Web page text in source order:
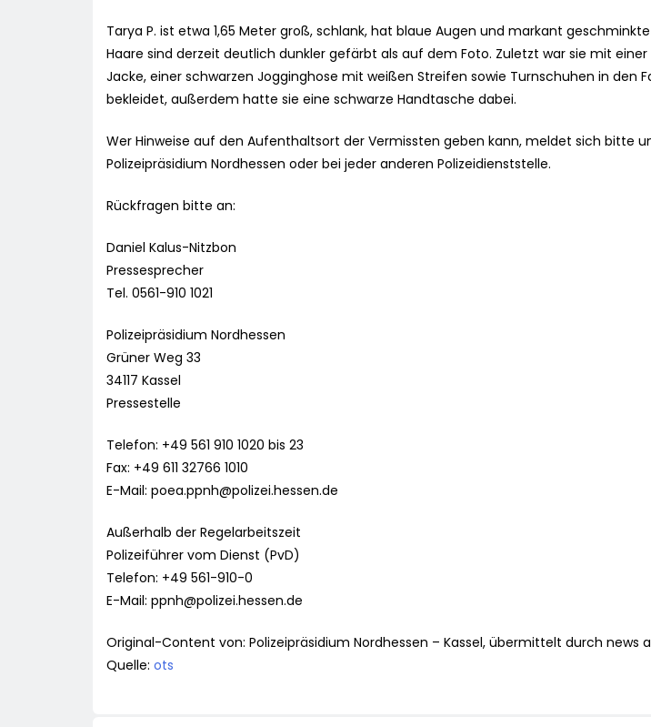
Tarya P. ist etwa 1,65 Meter groß, schlank, hat blaue Augen und markant
Haare sind derzeit deutlich dunkler gefärbt als auf dem Foto. Zuletzt war sie mit
Jacke, einer schwarzen Jogginghose mit weißen Streifen sowie Turnschuhen in den
bekleidet, außerdem hatte sie eine schwarze Handtasche dabei.
Wer Hinweise auf den Aufenthaltsort der Vermissten geben kann, meldet sich bitte
Polizeipräsidium Nordhessen oder bei jeder anderen Polizeidienststelle.
Rückfragen bitte an:
Daniel Kalus-Nitzbon
Pressesprecher
Tel. 0561-910 1021
Polizeipräsidium Nordhessen
Grüner Weg 33
34117 Kassel
Pressestelle
Telefon: +49 561 910 1020 bis 23
Fax: +49 611 32766 1010
E-Mail: poea.ppnh@polizei.hessen.de
Außerhalb der Regelarbeitszeit
Polizeiführer vom Dienst (PvD)
Telefon: +49 561-910-0
E-Mail: ppnh@polizei.hessen.de
Original-Content von: Polizeipräsidium Nordhessen – Kassel, übermittelt durch news
Quelle: ots